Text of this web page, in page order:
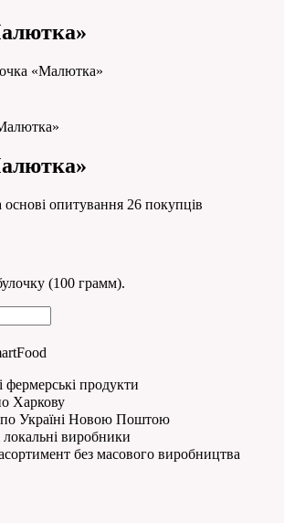
«Малютка»
основі опитування 26 покупців
(100 грамм).
фермерські продукти
Харкову
по Україні Новою Поштою
локальні виробники
без масового виробництва